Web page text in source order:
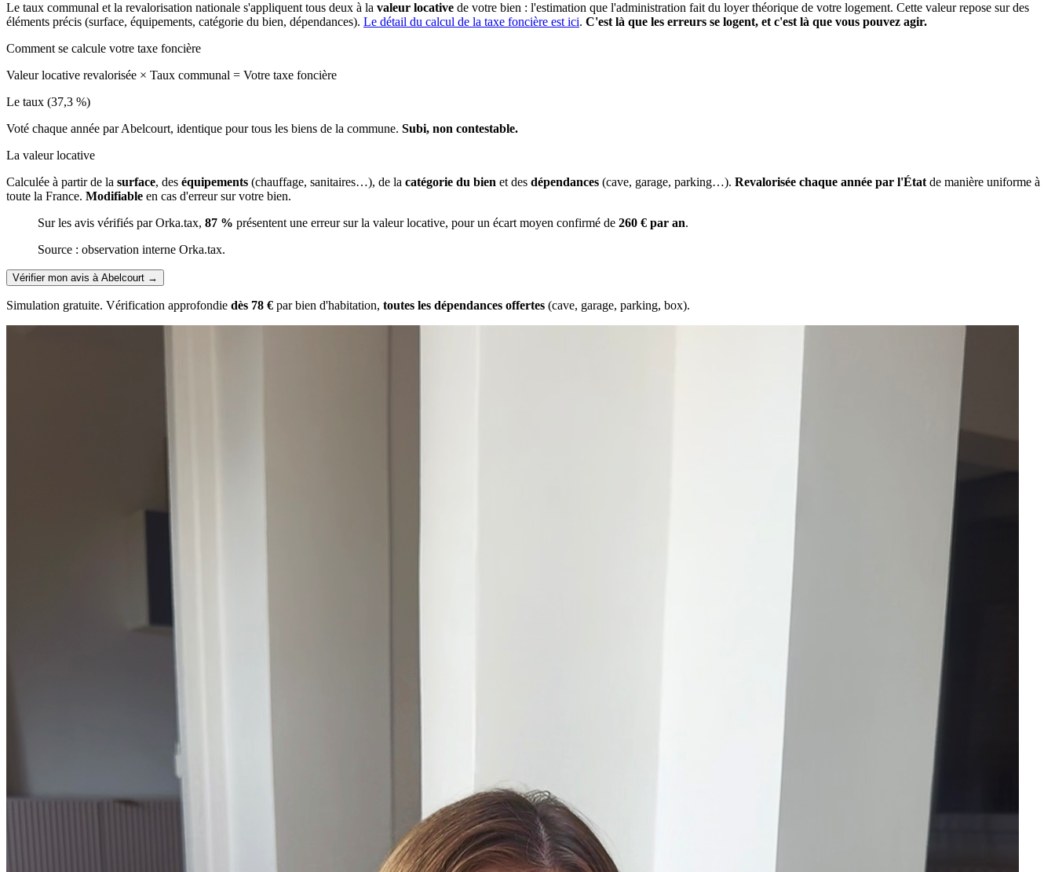
Le taux communal et la revalorisation nationale s'appliquent tous deux à la valeur locative de votre bien : l'estimation que l'administration fait du loyer théorique de votre logement. Cette valeur repose sur des
éléments précis (surface, équipements, catégorie du bien, dépendances). Le détail du calcul de la taxe foncière est ici. C'est là que les erreurs se logent, et c'est là que vous pouvez agir.
Comment se calcule votre taxe foncière
Valeur locative revalorisée × Taux communal = Votre taxe foncière
Le taux (37,3 %)
Voté chaque année par Abelcourt, identique pour tous les biens de la commune. Subi, non contestable.
La valeur locative
Calculée à partir de la surface, des équipements (chauffage, sanitaires…), de la catégorie du bien et des dépendances (cave, garage, parking…). Revalorisée chaque année par l'État de manière uniforme à
toute la France. Modifiable en cas d'erreur sur votre bien.
Sur les avis vérifiés par Orka.tax, 87 % présentent une erreur sur la valeur locative, pour un écart moyen confirmé de 260 € par an.
Source : observation interne Orka.tax.
Vérifier mon avis à Abelcourt →
Simulation gratuite. Vérification approfondie dès 78 € par bien d'habitation, toutes les dépendances offertes (cave, garage, parking, box).